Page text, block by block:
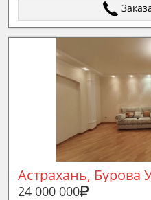
Астрахань, Бурова
24 000 000